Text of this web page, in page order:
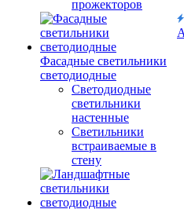
прожекторов
Фасадные светильники
светодиодные
Светодиодные
светильники
настенные
Светильники
встраиваемые в
стену